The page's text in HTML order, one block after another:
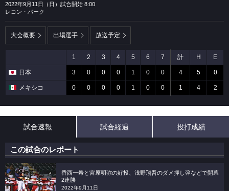
2022年9月11日（日）試合開始 8:00
レコン・パーク
大会概要 出場選手 放送予定
1 2 3 4 5 6 7 計 H E
日本 3 0 0 0 1 0 0 4 5 0
メキシコ 0 0 0 0 1 0 0 1 4 2
試合速報 試合経過 投打成績
この試合のレポート
香西一希と宮原明弥の好投、浅野翔吾のダメ押し弾などで開幕
2連勝
2022年9月11日